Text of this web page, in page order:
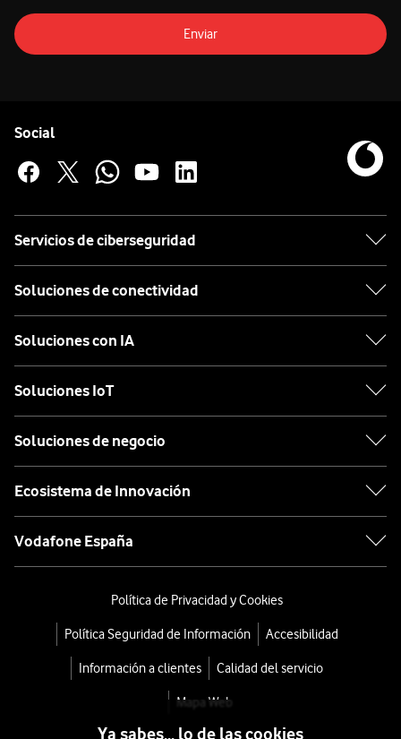
Enviar
Social
Servicios de ciberseguridad
Soluciones de conectividad
Soluciones con IA
Soluciones IoT
Soluciones de negocio
Ecosistema de Innovación
Vodafone España
Política de Privacidad y Cookies
Política Seguridad de Información Accesibilidad
Información a clientes Calidad del servicio
Mapa Web
Ya sabes... lo de las cookies